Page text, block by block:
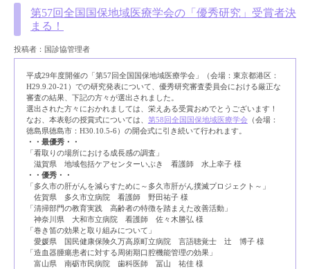
第57回全国国保地域医療学会の「優秀研究」受賞者決
まる！
投稿者：国診協管理者
平成29年度開催の「第57回全国国保地域医療学会」（会場：東京都港区：
H29.9.20-21）での研究発表について、優秀研究審査委員会における厳正な
審査の結果、下記の方々が選出されました。
選出された方々におかれましては、栄えある受賞おめでとうございます！
なお、本表彰の授賞式については、 第58回全国国保地域医療学会（会場：
徳島県徳島市：H30.10.5-6）の開会式に引き続いて行われます。
・・最優秀・・
「看取りの場所における成長感の調査」
滋賀県 地域包括ケアセンターいぶき 看護師 水上幸子 様
・・優秀・・
「多久市の肝がんを減らすために～多久市肝がん撲滅プロジェクト～」
佐賀県 多久市立病院 看護師 野田祐子 様
「清掃部門の教育実践 高齢者の特徴を踏まえた改善活動」
神奈川県 大和市立病院 看護師 佐々木勝弘 様
「巻き笛の効果と取り組みについて」
愛媛県 国民健康保険久万高原町立病院 言語聴覚士 辻 博子 様
「造血器腫瘍患者に対する周術期口腔機能管理の効果」
富山県 南砺市民病院 歯科医師 冨山 祐佳 様